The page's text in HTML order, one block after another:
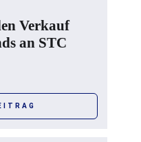
Verkauf
an STC